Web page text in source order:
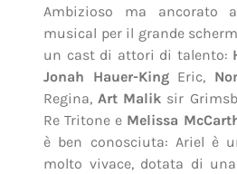
Ambizioso ma ancorato
musical per il grande
un cast di attori di talento:
Jonah Hauer-KingEric,
Regina,Art Malik sir
Re Tritone e Melissa
è ben conosciuta: Ariel è
molto vivace, dotata di